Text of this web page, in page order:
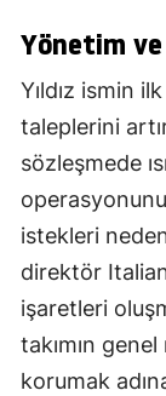
Yönetim
Yıldız ismin
taleplerini
sözleşmede
istekleri
direktör
işaretleri
takımın
korumak